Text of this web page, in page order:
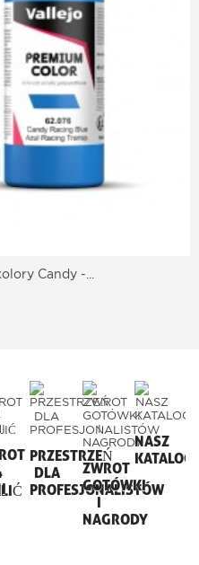
Candy -...
PRZESTRZEŃ
DLA
PROFESJONALISTÓW
ZWROT
GOTÓWKI
I
NAGRODY
NASZ
KATALOG